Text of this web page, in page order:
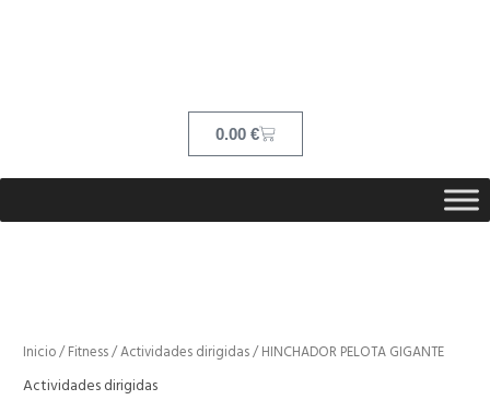
0.00 €Cart
Inicio/Fitness/Actividades dirigidas/ HINCHADOR PELOTA GIGANTE
Actividades dirigidas
GIGANTE